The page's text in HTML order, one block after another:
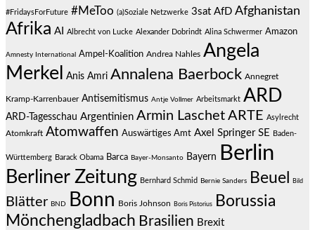
#FridaysForFuture #MeToo (a)Soziale Netzwerke 3sat AfD Afghanistan
Afrika AI Albrecht von Lucke Alexander Dobrindt Alina Schwermer Amazon
Amnesty International Ampel-Koalition Andrea Nahles Angela
Merkel
Anis Amri Annalena Baerbock Annegret
Kramp-Karrenbauer Antisemitismus Antje Vollmer Arbeitsmarkt ARD
ARD-Tagesschau Argentinien Armin Laschet ARTE Asylrecht
Atomkraft Atomwaffen Auswärtiges Amt Axel Springer SE Baden-
Württemberg Barack Obama Barca Bayer-Monsanto Bayern Berlin
Berliner Zeitung Bernhard Schmid Bernie Sanders Beuel Bild
Blätter BND Bonn Boris Johnson Boris Pistorius
Borussia
Mönchengladbach Brasilien Brexit